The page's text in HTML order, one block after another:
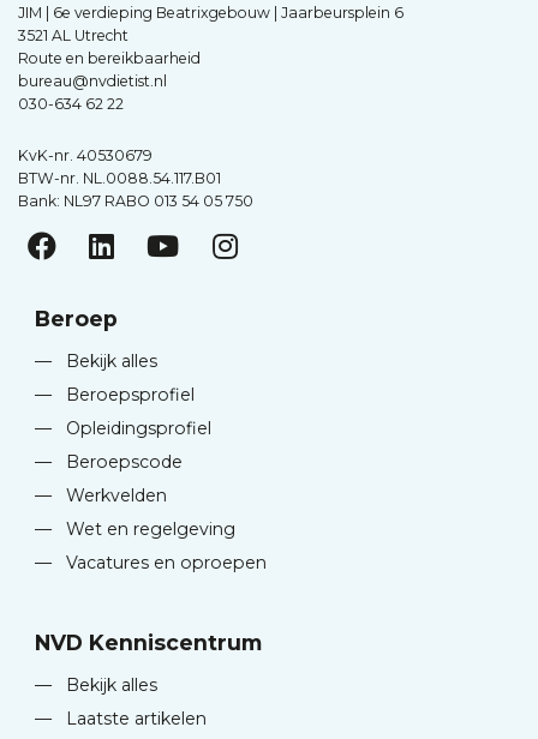
JIM | 6e verdieping Beatrixgebouw | Jaarbeursplein 6
3521 AL Utrecht
Route en bereikbaarheid
bureau@nvdietist.nl
030-634 62 22
KvK-nr. 40530679
BTW-nr. NL.0088.54.117.B01
Bank: NL97 RABO 013 54 05 750
Beroep
—
Bekijk alles
—
Beroepsprofiel
—
Opleidingsprofiel
—
Beroepscode
—
Werkvelden
—
Wet en regelgeving
—
Vacatures en oproepen
NVD Kenniscentrum
—
Bekijk alles
—
Laatste artikelen